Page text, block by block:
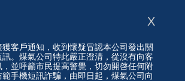
客戶通知，收到懷疑冒認本公司發出關
。煤氣公司特此嚴正澄清，從沒有向客
，並呼籲市民提高警覺，切勿開啓任何附
手機短訊詐騙，由即日起，煤氣公司向
X